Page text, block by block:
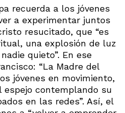
recuerda a los jóvenes
a experimentar juntos
resucitado, que “es
una explosión de luz
quieto”. En ese
“La Madre del
jóvenes en movimiento,
contemplando su
en las redes”. Así, el